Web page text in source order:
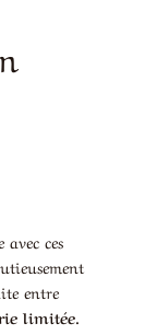
ces
entre
limitée.